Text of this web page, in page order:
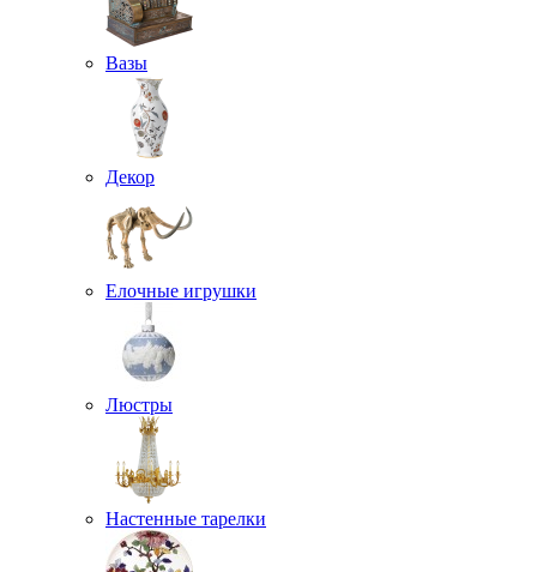
Вазы
Декор
Елочные игрушки
Люстры
Настенные тарелки